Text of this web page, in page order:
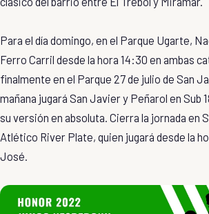
Para el día domingo, en el Parque Ugarte,
Ferro Carril desde la hora 14:30 en ambas
finalmente en el Parque 27 de julio de San
mañana jugará San Javier y Peñarol en Sub
su versión en absoluta. Cierra la jornada en
Atlético River Plate, quien jugará desde la
José.